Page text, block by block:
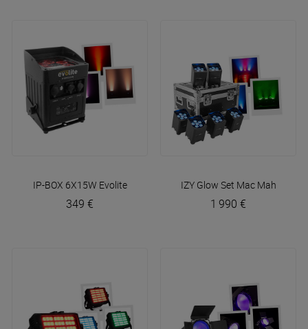
IP-BOX 6X15W Evolite
349 €
IZY Glow Set Mac Mah
1 990 €